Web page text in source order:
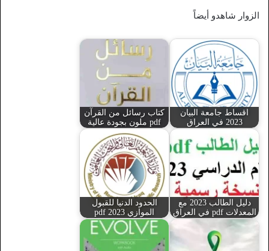
الزوار شاهدو أيضاً
اقساط جامعة البيان
2023 في العراق
كتاب رسائل من القرآن
pdf ملون بجودة عالية
دليل الطالب 2023 مع
المعدلات pdf في العراق
الحدود الدنيا للقبول
الموازي 2023 pdf